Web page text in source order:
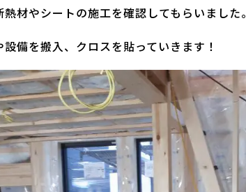
材やシートの施工を確認してもらいました。
備を搬入、クロスを貼っていきます！